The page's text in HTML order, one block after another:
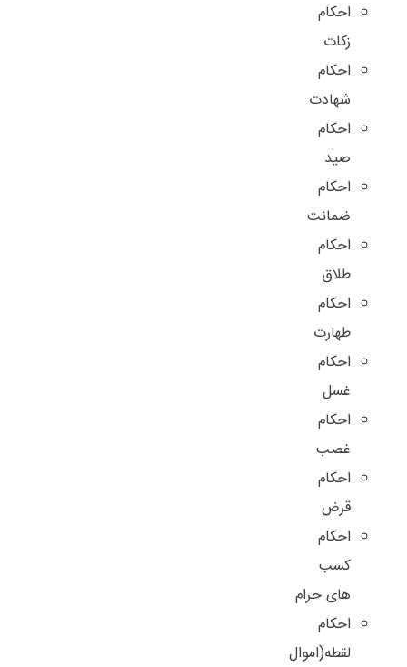
احکام
زکات
احکام
شهادت
احکام
صید
احکام
ضمانت
احکام
طلاق
احکام
طهارت
احکام
غسل
احکام
غصب
احکام
قرض
احکام
کسب
های حرام
احکام
لقطه(اموال